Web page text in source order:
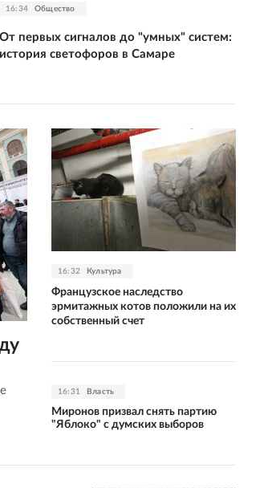
16:34 Общество
От первых сигналов до "умных" систем:
история светофоров в Самаре
16:32 Культура
Французское наследство
эрмитажных котов положили на их
собственный счет
16:31 Власть
Миронов призвал снять партию
"Яблоко" с думских выборов